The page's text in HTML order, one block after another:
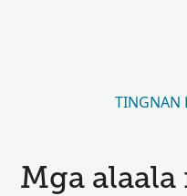
TINGNAN
Mga alaala